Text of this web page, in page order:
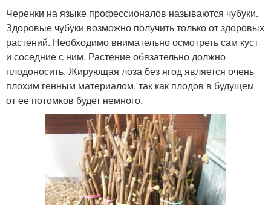
Черенки на языке профессионалов называются чубуки.
Здоровые чубуки возможно получить только от здоровых
растений. Необходимо внимательно осмотреть сам куст
и соседние с ним. Растение обязательно должно
плодоносить. Жирующая лоза без ягод является очень
плохим генным материалом, так как плодов в будущем
от ее потомков будет немного.